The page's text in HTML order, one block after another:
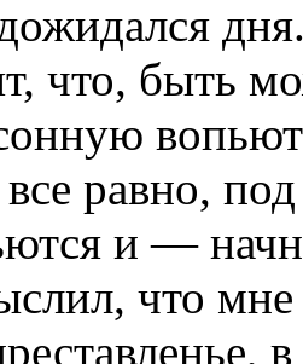
что, быть
равно,
и —
что мне